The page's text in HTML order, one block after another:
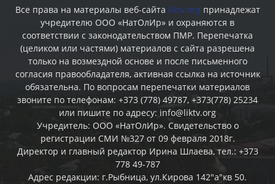
Все права на материалы веб-сайта liktv.org принадлежат
учредителю ООО «НатОлИр» и охраняются в
соответствии с законодательством ПМР. Перепечатка
(целиком или частями) материалов c сайта разрешена
только на возмездной основе и после письменного
согласия правообладателя, активная ссылка на источник
обязательна. По вопросам перепечатки материалов
звоните по телефонам: +373 (778) 49787, +373(778) 25234
или пишите по адресу: info@liktv.org
Учредитель: ООО «НатОлИр». Свидетельство о
регистрации СМИ №327 от 09 февраля 2018г.
Директор и главный редактор Ирина Шлаева, тел.: +373
778 49-787
Адрес редакции: г.Рыбница, ул.Кирова 142"а"кв 50.